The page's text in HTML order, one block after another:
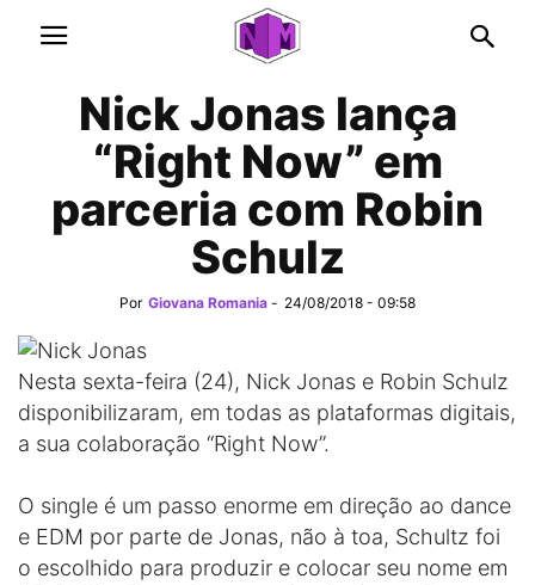
Nick Jonas lança
“Right Now” em
parceria com Robin
Schulz
Por Giovana Romania - 24/08/2018 - 09:58
Nesta sexta-feira (24), Nick Jonas e Robin Schulz
disponibilizaram, em todas as plataformas digitais,
a sua colaboração “Right Now”.
O single é um passo enorme em direção ao dance
e EDM por parte de Jonas, não à toa, Schultz foi
o escolhido para produzir e colocar seu nome em